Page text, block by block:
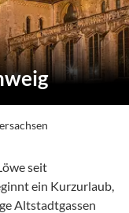
seit
ein Kurzurlaub,
Altstadtgassen